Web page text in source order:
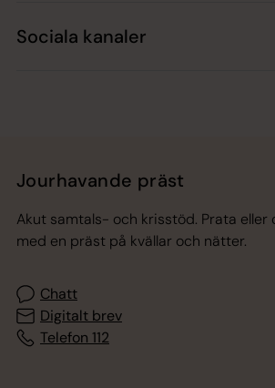
Sociala kanaler
Jourhavande präst
Akut samtals- och krisstöd. Prata
med en präst på kvällar och nätter.
Chatt
Digitalt brev
Telefon 112